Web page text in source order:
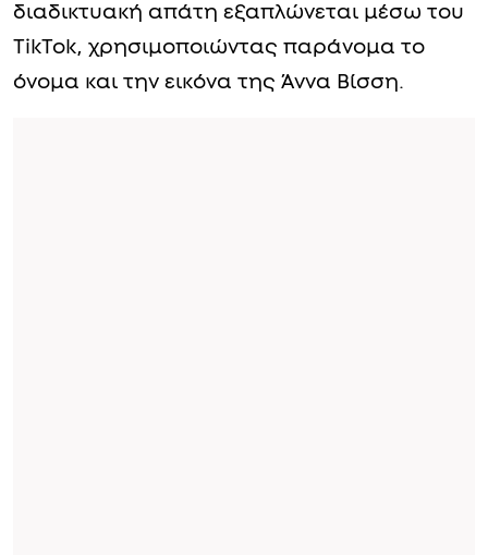
διαδικτυακή απάτη εξαπλώνεται μέσω του
TikTok, χρησιμοποιώντας παράνομα το
όνομα και την εικόνα της Άννα Βίσση.